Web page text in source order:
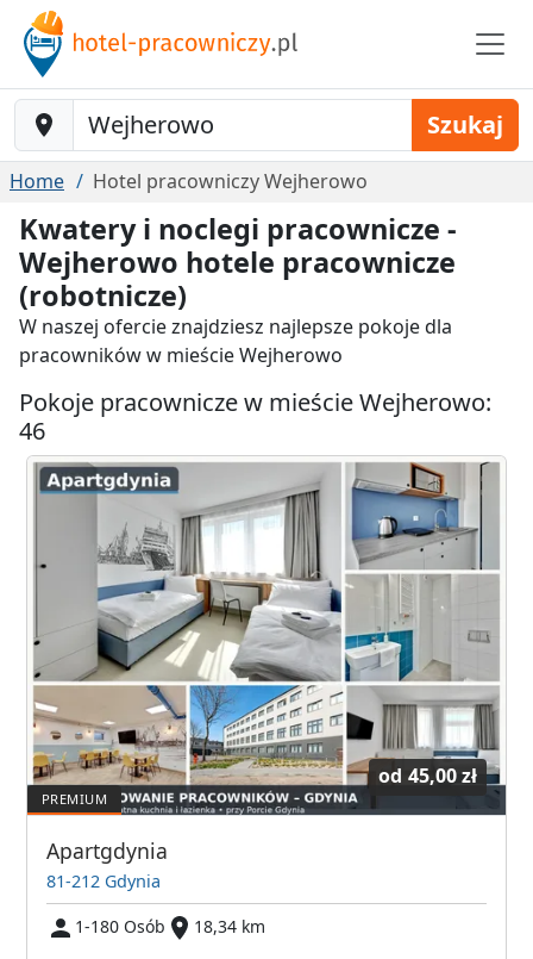
Baustelle-Location Szukaj
Home Hotel pracowniczy Wejherowo
Kwatery i noclegi pracownicze -
Wejherowo hotele pracownicze
(robotnicze)
W naszej ofercie znajdziesz najlepsze pokoje dla
pracowników w mieście Wejherowo
Pokoje pracownicze w mieście Wejherowo:
46
od 45,00 zł
Apartgdynia
81-212 Gdynia
1-180 Osób
18,34 km